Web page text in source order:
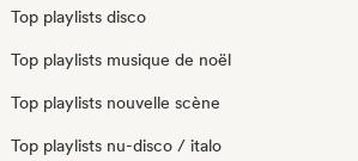
Top playlists disco
Top playlists musique de noël
Top playlists nouvelle scène
Top playlists nu-disco / italo